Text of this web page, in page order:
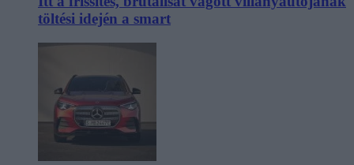
töltési idején a smart